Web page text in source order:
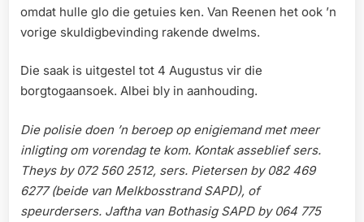
omdat hulle glo die getuies ken. Van Reenen het ook ’n
vorige skuldigbevinding rakende dwelms.
Die saak is uitgestel tot 4 Augustus vir die
borgtogaansoek. Albei bly in aanhouding.
Die polisie doen ’n beroep op enigiemand met meer
inligting om vorendag te kom. Kontak asseblief sers.
Theys by 072 560 2512, sers. Pietersen by 082 469
6277 (beide van Melkbosstrand SAPD), of
speurdersers. Jaftha van Bothasig SAPD by 064 775